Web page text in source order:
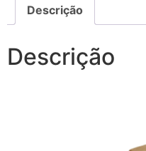
Descrição
Descrição